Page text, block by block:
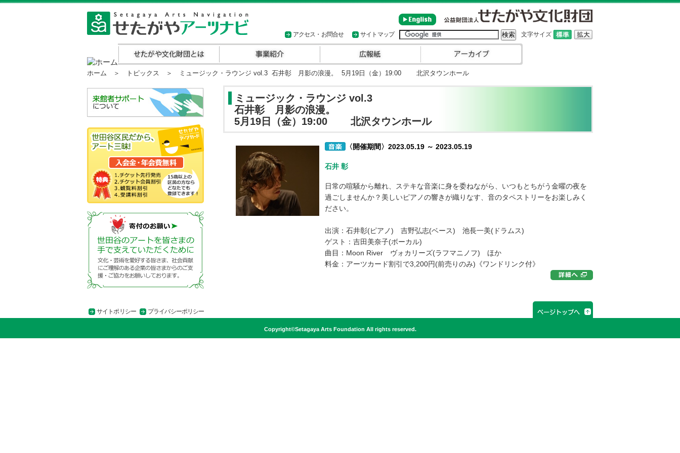
文字サイズ
アクセス・お問合せ サイトマップ
ホーム ＞ トピックス ＞ ミュージック・ラウンジ vol.3 石井彰 月影の浪漫。 5月19日（金）19:00 北沢タウンホール
ミュージック・ラウンジ vol.3
石井彰 月影の浪漫。
5月19日（金）19:00 北沢タウンホール
〈開催期間〉2023.05.19 ～ 2023.05.19
石井 彰
日常の喧騒から離れ、ステキな音楽に身を委ねながら、いつもとちがう金曜の夜を
過ごしませんか？美しいピアノの響きが織りなす、音のタペストリーをお楽しみく
ださい。
出演：石井彰(ピアノ) 吉野弘志(ベース) 池長一美(ドラムス)
ゲスト：吉田美奈子(ボーカル)
曲目：Moon River ヴォカリーズ(ラフマニノフ) ほか
料金：アーツカード割引で3,200円(前売りのみ)《ワンドリンク付》
サイトポリシー プライバシーポリシー
Copyright©Setagaya Arts Foundation All rights reserved.